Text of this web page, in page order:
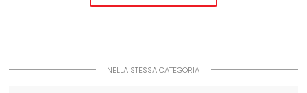
NELLA STESSA CATEGORIA